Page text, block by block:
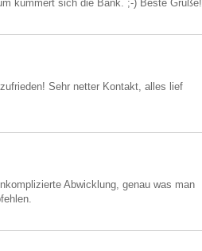
kümmert sich die Bank. ;-) Beste Grüße!
Sehr netter Kontakt, alles lief
Abwicklung, genau was man